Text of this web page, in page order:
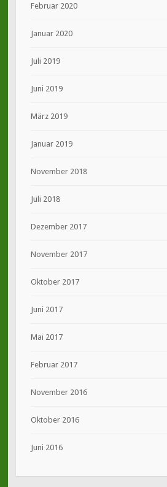
Februar 2020
Januar 2020
Juli 2019
Juni 2019
März 2019
Januar 2019
November 2018
Juli 2018
Dezember 2017
November 2017
Oktober 2017
Juni 2017
Mai 2017
Februar 2017
November 2016
Oktober 2016
Juni 2016